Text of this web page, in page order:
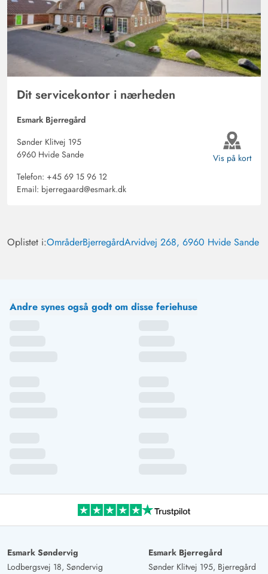
Ældre velplejet hus. Ideelt til 2 - 4 personer. Roligt
område (vi havde for første gang besøg af en ræv)
Afstand til stranden er i orden.
Dit servicekontor i nærheden
Esmark Bjerregård
Sønder Klitvej 195
6960 Hvide Sande
Telefon: +45 69 15 96 12
Email: bjerregaard@esmark.dk
Vis på kort
Oplistet i:OmråderBjerregårdArvidvej 268, 6960 Hvide Sande
Andre synes også godt om disse feriehuse
Esmark Søndervig
Lodbergsvej 18, Søndervig
Esmark Bjerregård
Sønder Klitvej 195, Bjerregård